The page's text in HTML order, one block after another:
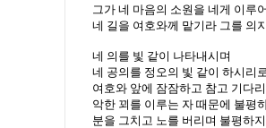
그가 네 마음의 소원을 네게 이루
네 길을 여호와께 맡기라 그를 의
네 의를 빛 같이 나타내시며
네 공의를 정오의 빛 같이 하시리
여호와 앞에 잠잠하고 참고 기다
악한 꾀를 이루는 자 때문에 불평
분을 그치고 노를 버리며 불평하